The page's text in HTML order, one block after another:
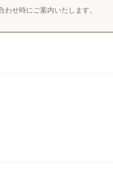
せ時にご案内いたします。